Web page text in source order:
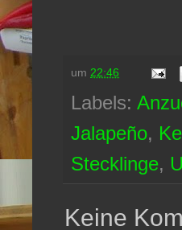
um 22:46
Labels:
Jalapeño,
Stecklinge,
Keine